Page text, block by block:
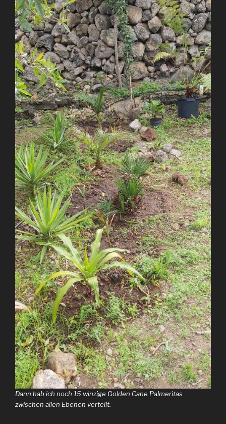
Dann hab ich noch 15 winzige Golden Cane Palmeritas
zwischen allen Ebenen verteilt.